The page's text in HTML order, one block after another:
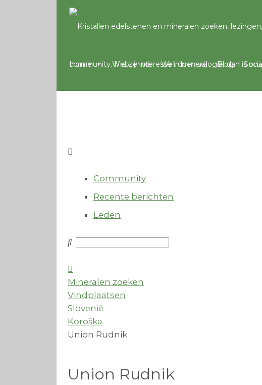
Home Wie zijn wij Wat doen wij Blog
Community
Recente berichten
Leden
Mineralen zoeken
Vindplaatsen
Slovenië
Koroška
Union Rudnik
Union Rudnik